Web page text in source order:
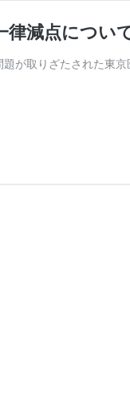
律減点につ
題が取りざたされた東